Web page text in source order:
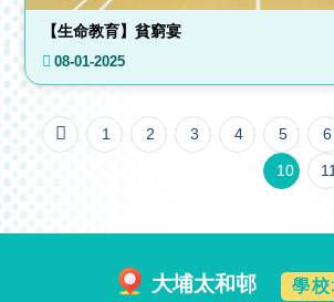
【生命教育】貧窮宴
08-01-2025
1 2 3 4 5 6
10
大埔太和邨 學校